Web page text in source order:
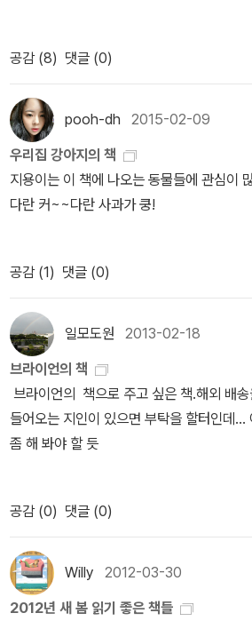
을까. 그림책 처분하지 말고 놔둘 걸 그랬
은 새 책을 해줘야지. 그리 생각하니 새 책
최고다.<사과가 쿵!>, <주세요. 주세요.>,
이 된 울 애들도 즐겨 보던 책들이었다. 사과
면 안 돼>,<때리면 안 돼>는 잔소리용 그림
놀다가 장난감 하나를 가지고 서로 뺏고 하
고 한다. 아직 때리거나 그러진 않는 것 같
해야 할지 모르겠다고 난처해 하는 올케를
쳤는데…얘들아, 부디 이 고모의 체면 좀 세
다. 이제부터 토지를 읽을 계획이다.몇 년
고 프루스트의 <잃어버린 시간을 찾아서>
이퍼를 읽은 기억이 있다. 그때 참 신박하다.
작년 7월 말에 군대를 갔고 어느새 내년 3월
다. 헐…시간이 언제?20권의 토지를 계산해
부랴 1권을 꺼내서 책에 낀 먼지를 닦고 읽
이 멀다.헌데 없는 책 미리 구입하려고 검색
라져도 할 수 없지 뭐. 읽는다는 것에 목적
체 시리즈 갖춰서 읽으려고 마지막 권 구입
1권은 이 책 너무 좋다고 하는 사람들이 많
공감 (8) 댓글 (0)
pooh-dh 2015-02-09
우리집 강아지의 책
지용이는 이 책에 나오는 동물들에 관심이
다란 커~~다란 사과가 쿵!
공감 (1) 댓글 (0)
일모도원 2013-02-18
브라이언의 책
브라이언의 책으로 주고 싶은 책.해외 배
들어오는 지인이 있으면 부탁을 할터인데...
좀 해 봐야 할 듯
공감 (0) 댓글 (0)
Willy 2012-03-30
2012년 새 봄 읽기 좋은 책들